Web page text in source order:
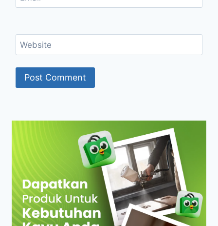
Website